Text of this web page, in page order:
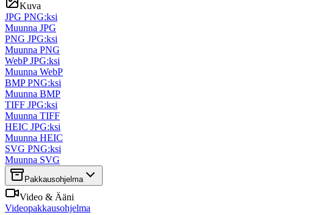
Kuva
JPG PNG:ksi
Muunna JPG
PNG JPG:ksi
Muunna PNG
WebP JPG:ksi
Muunna WebP
BMP PNG:ksi
Muunna BMP
TIFF JPG:ksi
Muunna TIFF
HEIC JPG:ksi
Muunna HEIC
SVG PNG:ksi
Muunna SVG
Pakkausohjelma
Video & Ääni
Videopakkausohjelma